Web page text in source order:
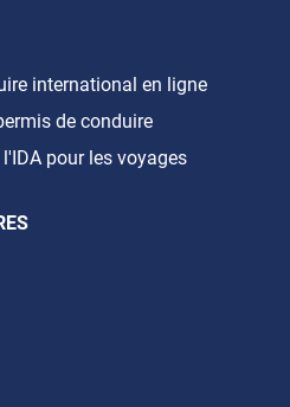
international en ligne
de conduire
pour les voyages